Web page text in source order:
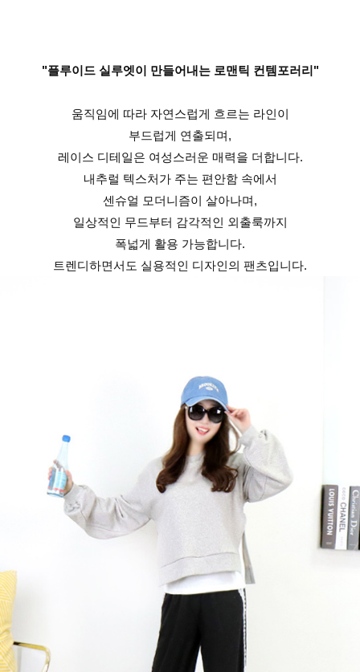
"플루이드 실루엣이 만들어내는 로맨틱 컨템포러리"
움직임에 따라 자연스럽게 흐르는 라인이
부드럽게 연출되며,
레이스 디테일은 여성스러운 매력을 더합니다.
내추럴 텍스처가 주는 편안함 속에서
센슈얼 모더니즘이 살아나며,
일상적인 무드부터 감각적인 외출룩까지
폭넓게 활용 가능합니다.